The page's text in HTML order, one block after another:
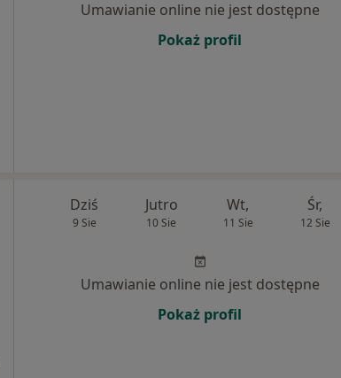
Umawianie online nie jest dostępne
Pokaż profil
Dziś
9 Sie
Jutro
10 Sie
Wt,
11 Sie
Śr,
12 Sie
Umawianie online nie jest dostępne
Pokaż profil